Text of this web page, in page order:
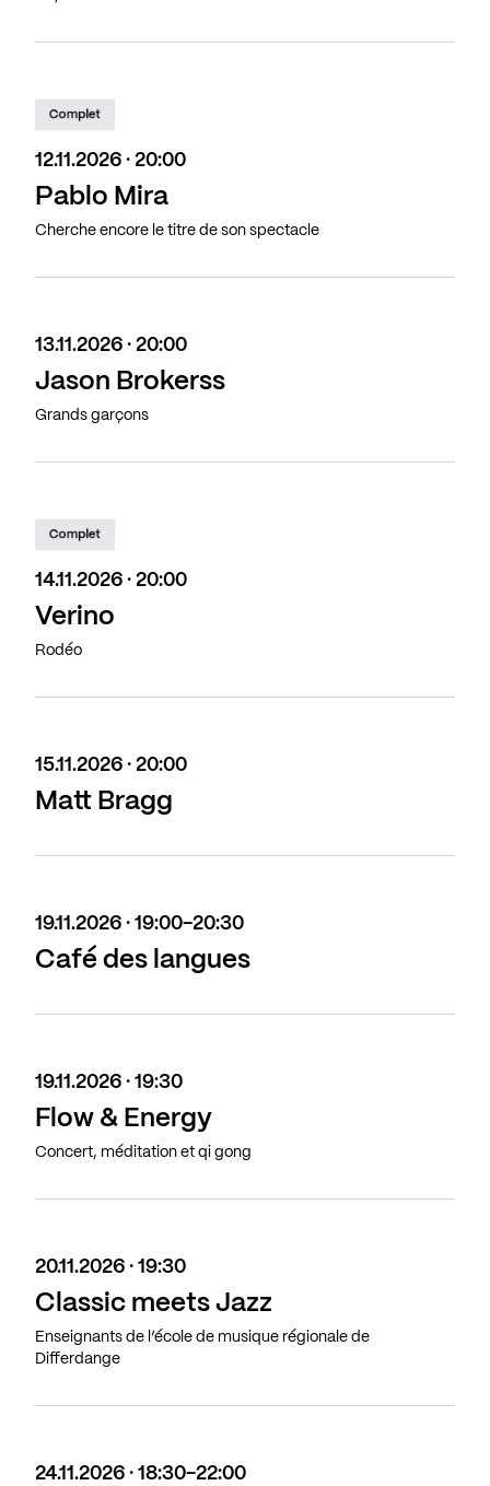
Complet
12.11.2026 · 20:00
Pablo Mira
Cherche encore le titre de son spectacle
13.11.2026 · 20:00
Jason Brokerss
Grands garçons
Complet
14.11.2026 · 20:00
Verino
Rodéo
15.11.2026 · 20:00
Matt Bragg
19.11.2026 · 19:00-20:30
Café des langues
19.11.2026 · 19:30
Flow & Energy
Concert, méditation et qi gong
20.11.2026 · 19:30
Classic meets Jazz
Enseignants de l’école de musique régionale de
Differdange
24.11.2026 · 18:30-22:00